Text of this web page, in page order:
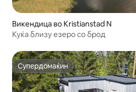
Викендица во Kristianstad N
Куќа близу езеро со брод
Супердомаќин
Супердомаќин